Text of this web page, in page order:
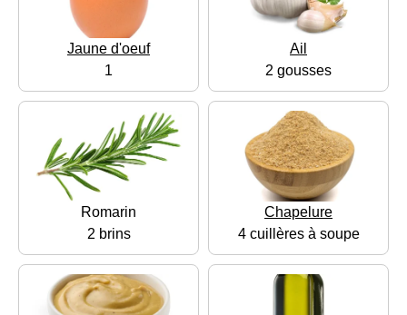
Jaune d'oeuf
1
Ail
2 gousses
Romarin
2 brins
Chapelure
4 cuillères à soupe